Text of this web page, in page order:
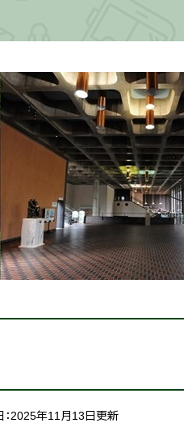
：2025年11月13日更新